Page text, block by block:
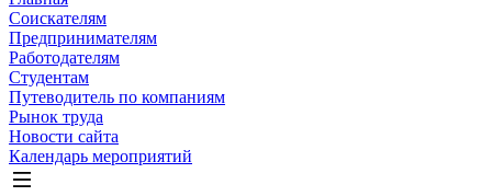
Соискателям
Предпринимателям
Работодателям
Студентам
Путеводитель по компаниям
Рынок труда
Новости сайта
Календарь мероприятий